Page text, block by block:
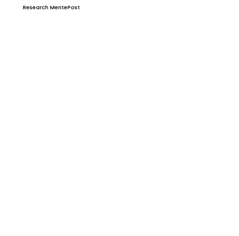
Research MentePost